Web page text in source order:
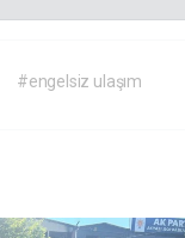
#engelsiz ulaşım